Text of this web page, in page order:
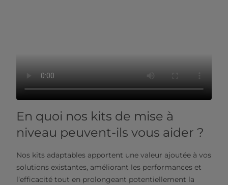
En quoi nos kits de mise à
niveau peuvent-ils vous aider ?
Nos kits adaptables apportent une valeur ajoutée à vos
solutions existantes, améliorant les performances et
l’efficacité tout en prolongeant potentiellement la